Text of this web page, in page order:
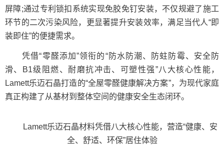
屏障;通过专利锁扣系统实现免胶免钉安装，不仅规避了施工
环节的二次污染风险，更显著提升安装效率，满足当代人“即
装即住”的便捷需求。
凭借“零醛添加”领衔的“防水防潮、防蛀防霉、安全防
滑、B1级阻燃、耐磨抗冲击、可塑性强”八大核心性能，
Lamett乐迈石晶打造的“全屋零醛健康解决方案”，为现代家庭
真正构建了从基材到整体空间的健康安全生态闭环。
Lamett乐迈石晶材料凭借八大核心性能，营造“健康、安
全、舒适、环保”居住体验